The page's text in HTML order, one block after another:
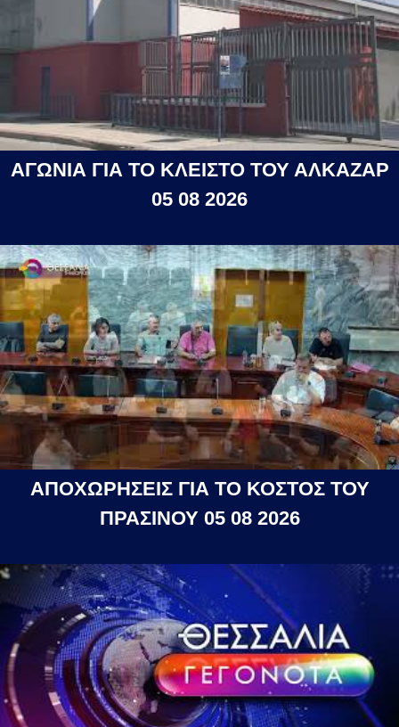
ΑΓΩΝΙΑ ΓΙΑ ΤΟ ΚΛΕΙΣΤΟ ΤΟΥ ΑΛΚΑΖΑΡ
05 08 2026
ΑΠΟΧΩΡΗΣΕΙΣ ΓΙΑ ΤΟ ΚΟΣΤΟΣ ΤΟΥ
ΠΡΑΣΙΝΟΥ 05 08 2026